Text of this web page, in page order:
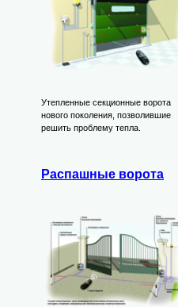
Утепленные секционные ворота
нового поколения, позволившие
решить проблему тепла.
Распашные ворота